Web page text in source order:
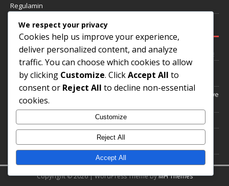
Regulamin
NAJNOWSZE WPISY
Rivaldo: Wczesne wyzwania, Wkład w klub, Życie poza piłką nożną
Romário: Wyczyny strzeleckie, Międzynarodowe uznanie,
Dziedzictwo klubowe
Zico: Międzynarodowe wyróżnienia, Osiągnięcia klubowe, Kluczowe
występy
Dunga: Dzieciństwo, Osiągnięcia klubowe, Droga osobista
Kaká: Droga do Mistrzostw Świata, Międzynarodowe zaszczyty,
Wpływ
Copyright © 2026 | WordPress Theme byMH Themes
We respect your privacy
Cookies help us improve your experience,
deliver personalized content, and analyze
traffic. You can choose which cookies to allow
by clicking Customize. ClickAccept All to
consent or Reject All to decline non-essential
cookies.
Customize
Reject All
Accept All